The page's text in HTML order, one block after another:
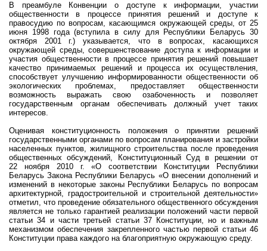
В преамбуле Конвенции о доступе к информации, участии
общественности в процессе принятия решений и доступе к
правосудию по вопросам, касающимся окружающей среды, от 25
июня 1998 года (вступила в силу для Республики Беларусь 30
октября 2001 г.) указывается, что в вопросах, касающихся
окружающей среды, совершенствование доступа к информации и
участия общественности в процессе принятия решений повышает
качество принимаемых решений и процесса их осуществления,
способствует улучшению информированности общественности об
экологических проблемах, предоставляет общественности
возможность выражать свою озабоченность и позволяет
государственным органам обеспечивать должный учет таких
интересов.
Оценивая конституционность положения о принятии решений
государственными органами по вопросам планирования и застройки
населенных пунктов, жилищного строительства после проведения
общественных обсуждений, Конституционный Суд в решении от
22 ноября 2010 г. «О соответствии Конституции Республики
Беларусь Закона Республики Беларусь «О внесении дополнений и
изменений в некоторые законы Республики Беларусь по вопросам
архитектурной, градостроительной и строительной деятельности»
отметил, что проведение обязательного общественного обсуждения
является не только гарантией реализации положений части первой
статьи 34 и части третьей статьи 37 Конституции, но и важным
механизмом обеспечения закрепленного частью первой статьи 46
Конституции права каждого на благоприятную окружающую среду.